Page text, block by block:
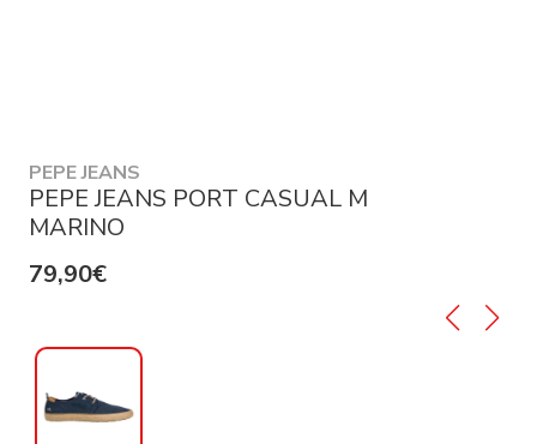
PEPE JEANS
PEPE JEANS PORT CASUAL M
MARINO
79,90€